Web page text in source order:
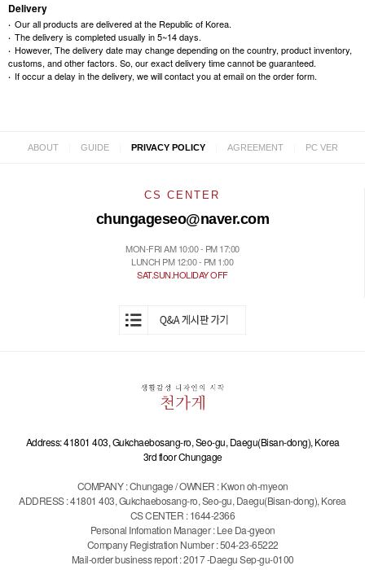
Delivery
Our all products are delivered at the Republic of Korea.
The delivery is completed usually in 5~14 days.
However, The delivery date may change depending on the country, product inventory,
customs, and other factors. So, our exact delivery time cannot be guaranteed.
If occur a delay in the delivery, we will contact you at email on the order form.
ABOUT GUIDE PRIVACY POLICY AGREEMENT PC VER
CS CENTER
chungageseo@naver.com
MON-FRI AM 10:00 - PM 17:00
LUNCH PM 12:00 - PM 1:00
SAT.SUN.HOLIDAY OFF
Address: 41801 403, Gukchaebosang-ro, Seo-gu, Daegu(Bisan-dong), Korea
3rd floor Chungage
COMPANY : Chungage / OWNER : Kwon oh-myeon
ADDRESS : 41801 403, Gukchaebosang-ro, Seo-gu, Daegu(Bisan-dong), Korea
CS CENTER : 1644-2366
Personal Infomation Manager : Lee Da-gyeon
Company Registration Number : 504-23-65222
Mail-order business report : 2017 -Daegu Sep-gu-0100